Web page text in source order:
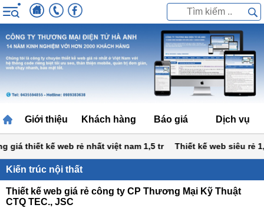
Giới thiệu Khách hàng Báo giá Dịch vụ
thiết kế web rẻ nhất việt nam 1,5 tr Thiết kế web siêu rẻ 1,5
Kiến trúc nội thất
Thiết kế web giá rẻ công ty CP Thương Mại Kỹ Thuật
CTQ TEC., JSC